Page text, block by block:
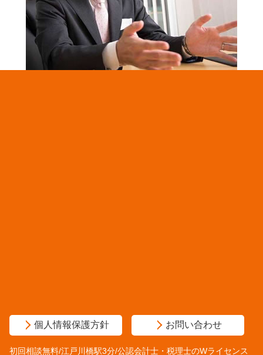
個人情報保護方針 お問い合わせ
初回相談無料/江戸川橋駅3分/公認会計士・税理士のWライセンス